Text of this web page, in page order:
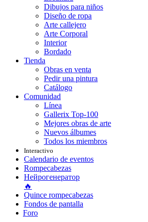
Dibujos para niños
Diseño de ropa
Arte callejero
Arte Corporal
Interior
Bordado
Tienda
Obras en venta
Pedir una pintura
Catálogo
Comunidad
Línea
Gallerix Top-100
Mejores obras de arte
Nuevos álbumes
Todos los miembros
Interactivo
Calendario de eventos
Rompecabezas
Нейрогенератор
🔥
Quince rompecabezas
Fondos de pantalla
Foro